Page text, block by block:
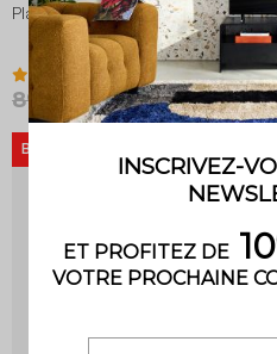
Plancha gaz 2 brûleurs inox 5kW
4.1 (14)
89,99 € 69,99 €
BON PLAN